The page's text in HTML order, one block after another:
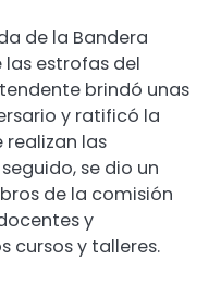
de la Bandera
estrofas del
brindó unas
y ratificó la
las
se dio un
de la comisión
y
cursos y talleres.